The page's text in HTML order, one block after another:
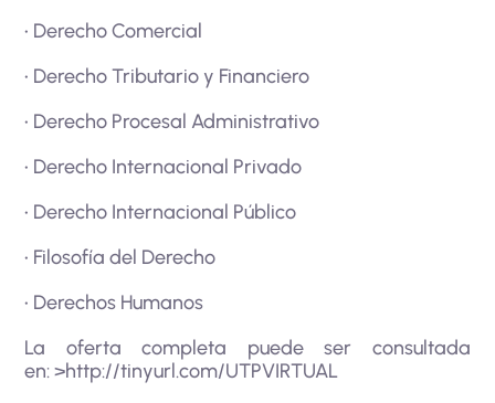
• Derecho Comercial
• Derecho Tributario y Financiero
• Derecho Procesal Administrativo
• Derecho Internacional Privado
• Derecho Internacional Público
• Filosofía del Derecho
• Derechos Humanos
La oferta completa puede ser consultada
en:>http://tinyurl.com/UTPVIRTUAL